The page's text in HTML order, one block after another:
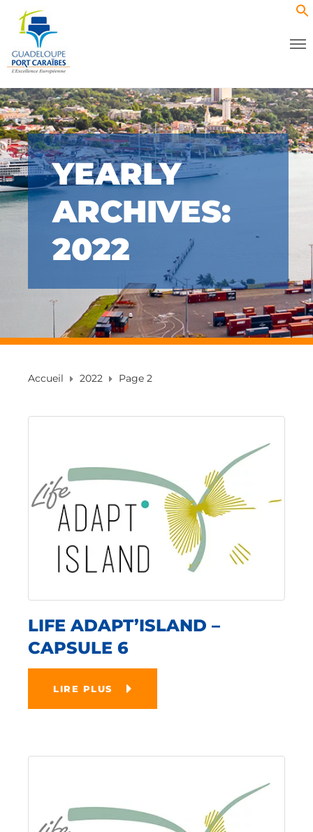
YEARLY
ARCHIVES:
2022
Accueil 2022 Page 2
LIFE ADAPT’ISLAND –
CAPSULE 6
LIRE PLUS